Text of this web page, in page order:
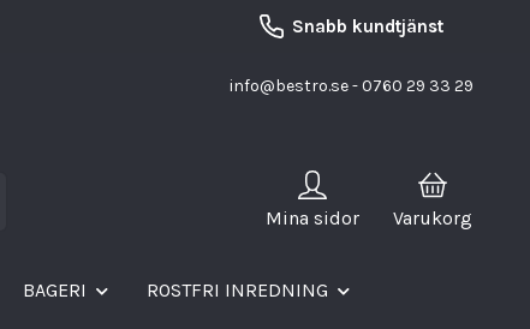
Snabb kundtjänst
info@bestro.se- 0760 29 33 29
Mina sidor Varukorg
BAGERI ROSTFRI INREDNING